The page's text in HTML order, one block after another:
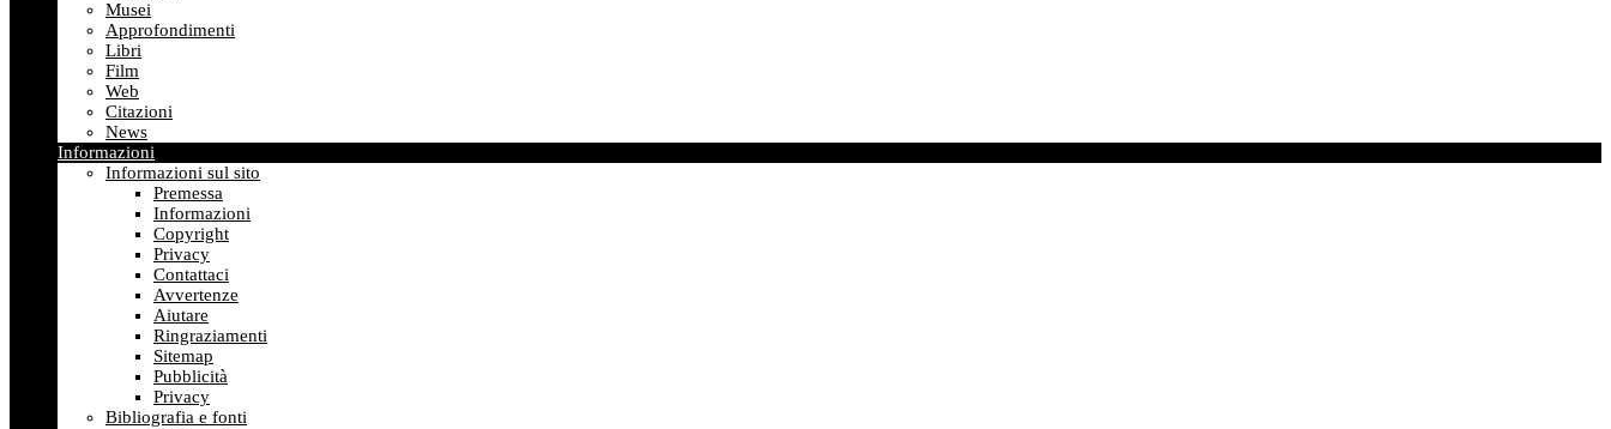
Musei
Approfondimenti
Libri
Film
Web
Citazioni
News
Informazioni
Informazioni sul sito
Premessa
Informazioni
Copyright
Privacy
Contattaci
Avvertenze
Aiutare
Ringraziamenti
Sitemap
Pubblicità
Privacy
Bibliografia e fonti